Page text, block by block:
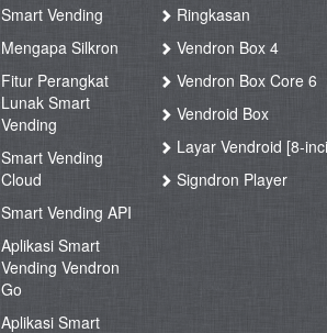
Smart Vending
Mengapa Silkron
Fitur Perangkat
Lunak Smart
Vending
Smart Vending
Cloud
Smart Vending API
Aplikasi Smart
Vending Vendron
Go
Aplikasi Smart
Ringkasan
Vendron Box 4
Vendron Box Core 6
Vendroid Box
Layar Vendroid [8-
Signdron Player